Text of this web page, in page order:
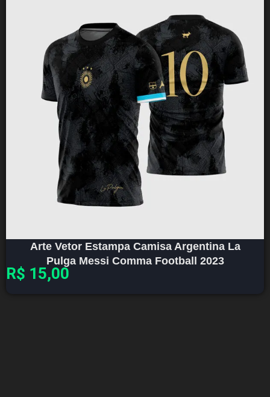
Arte Vetor Estampa Camisa Argentina La
Pulga Messi Comma Football 2023
R$ 15,00